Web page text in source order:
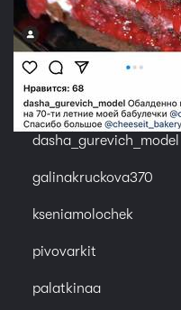
dasha_gurevich_model
galinakruckova370
kseniamolochek
pivovarkit
palatkinaa